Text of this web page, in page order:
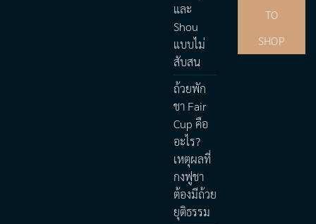
และ
Shou
แบบไม่
สับสน
ถ้วยพัก
ชา Fair
Cup คือ
อะไร?
เหตุผลที่
กงฟูชา
ต้องมีถ้วย
ยุติธรรม
TO
SHOP